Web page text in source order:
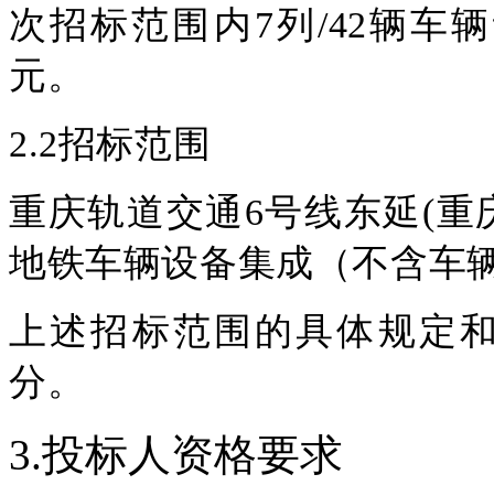
次招标范围内7列/42辆车
元。
2.2招标范围
重庆轨道交通6号线东延(重
地铁车辆设备集成（不含车
上述招标范围的具体规定
分。
3.投标人资格要求